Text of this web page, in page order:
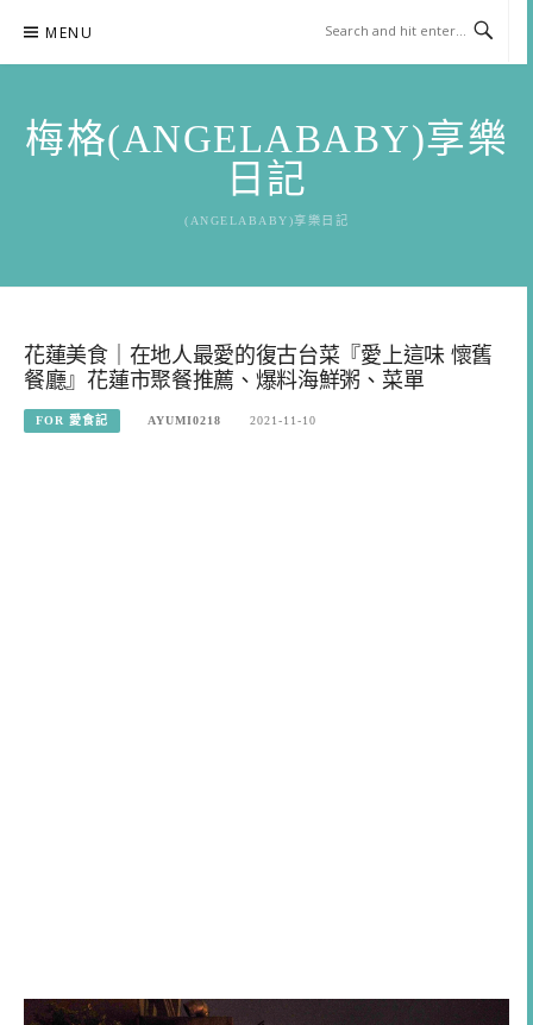
content
MENU
梅格(ANGELABABY)享樂
日記
(ANGELABABY)享樂日記
花蓮美食｜在地人最愛的復古台菜『愛上這味 懷舊
餐廳』花蓮市聚餐推薦、爆料海鮮粥、菜單
FOR 愛食記 AYUMI0218 2021-11-10